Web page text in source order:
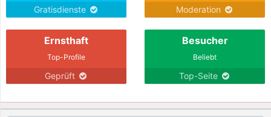
Gratisdienste Moderation
Ernsthaft
Top-Profile
Geprüft
Besucher
Beliebt
Top-Seite